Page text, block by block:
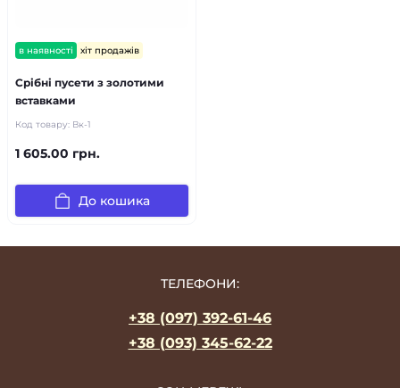
в наявності хіт продажів
Срібні пусети з золотими
вставками
Код товару: Вк-1
1 605.00 грн.
До кошика
ТЕЛЕФОНИ:
+38 (097) 392-61-46
+38 (093) 345-62-22